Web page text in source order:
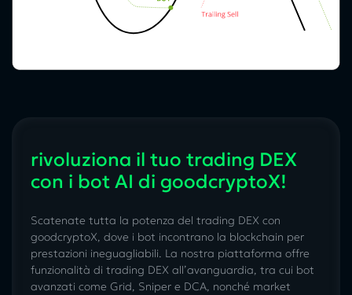
rivoluziona il tuo trading DEX
con i bot AI di goodcryptoX!
Scatenate tutta la potenza del trading DEX con
goodcryptoX, dove i bot incontrano la blockchain per
prestazioni ineguagliabili. La nostra piattaforma offre
funzionalità di trading DEX all’avanguardia, tra cui bot
avanzati come Grid, Sniper e DCA, nonché market